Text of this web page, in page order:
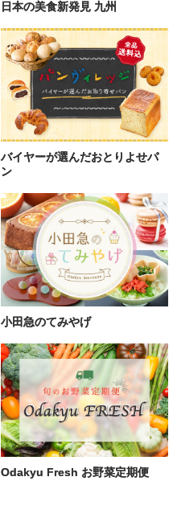
日本の美食新発見 九州
バイヤーが選んだおとりよせパ
ン
小田急のてみやげ
Odakyu Fresh お野菜定期便